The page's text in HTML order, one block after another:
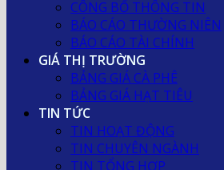
CÔNG BỐ THÔNG TIN
BÁO CÁO THƯỜNG NIÊN
BÁO CÁO TÀI CHÍNH
GIÁ THỊ TRƯỜNG
BẢNG GIÁ CÀ PHÊ
BẢNG GIÁ HẠT TIÊU
TIN TỨC
TIN HOẠT ĐỘNG
TIN CHUYÊN NGÀNH
TIN TỔNG HỢP